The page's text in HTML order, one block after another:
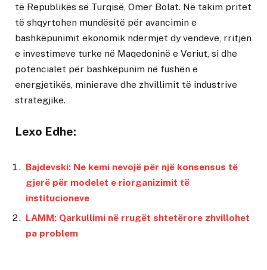
të Republikës së Turqisë, Omer Bolat. Në takim pritet
të shqyrtohen mundësitë për avancimin e
bashkëpunimit ekonomik ndërmjet dy vendeve, rritjen
e investimeve turke në Maqedoninë e Veriut, si dhe
potencialet për bashkëpunim në fushën e
energjetikës, minierave dhe zhvillimit të industrive
strategjike.
Lexo Edhe:
Bajdevski: Ne kemi nevojë për një konsensus të
gjerë për modelet e riorganizimit të
institucioneve
LAMM: Qarkullimi në rrugët shtetërore zhvillohet
pa problem